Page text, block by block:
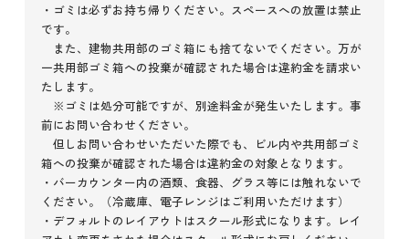
・ゴミは必ずお持ち帰りください。スペースへの放置は禁止
です。
また、建物共用部のゴミ箱にも捨てないでください。万が
一共用部ゴミ箱への投棄が確認された場合は違約金を請求い
たします。
※ゴミは処分可能ですが、別途料金が発生いたします。事
前にお問い合わせください。
但しお問い合わせいただいた際でも、ビル内や共用部ゴミ
箱への投棄が確認された場合は違約金の対象となります。
・バーカウンター内の酒類、食器、グラス等には触れないで
ください。（冷蔵庫、電子レンジはご利用いただけます）
・デフォルトのレイアウトはスクール形式になります。レイ